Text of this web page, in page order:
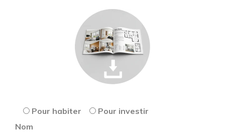
Pour habiter
Pour investir
Nom